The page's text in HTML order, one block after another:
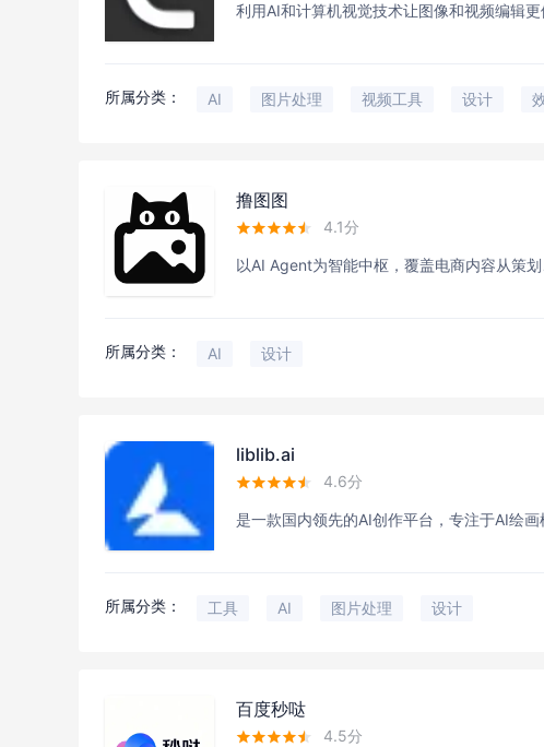
利用AI和计算机视觉技术让图像和视频编辑更
所属分类： AI 图片处理 视频工具 设计
撸图图
 4.1分
以AI Agent为智能中枢，覆盖电商内容从策
所属分类： AI 设计
liblib.ai
 4.6分
是一款国内领先的AI创作平台，专注于AI绘
所属分类： 工具 AI 图片处理 设计
百度秒哒
 4.5分